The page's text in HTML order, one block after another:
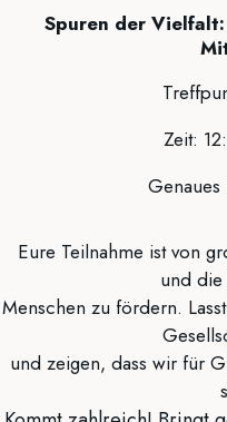
Spuren der
Zeit:
Eure Teilnahme ist von
und
Menschen zu fördern.
und zeigen, dass wir für